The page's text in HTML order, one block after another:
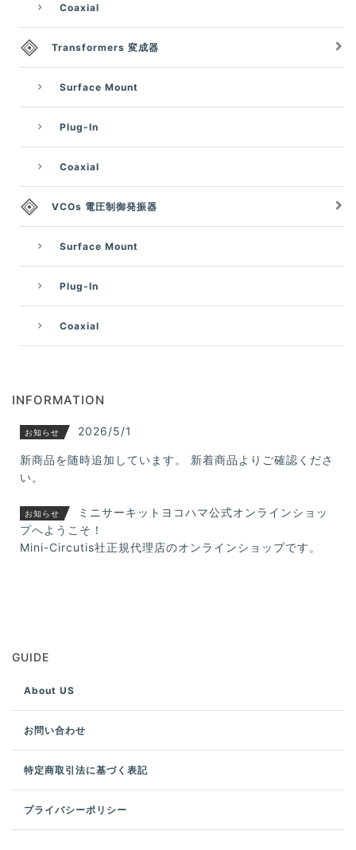
Coaxial
Transformers 変成器
Surface Mount
Plug-In
Coaxial
VCOs 電圧制御発振器
Surface Mount
Plug-In
Coaxial
INFORMATION
お知らせ 2026/5/1
新商品を随時追加しています。 新着商品よりご確認くださ
い。
お知らせ
ミニサーキットヨコハマ公式オンラインショッ
プへようこそ！
Mini-Circutis社正規代理店のオンラインショップです。
GUIDE
About US
お問い合わせ
特定商取引法に基づく表記
プライバシーポリシー